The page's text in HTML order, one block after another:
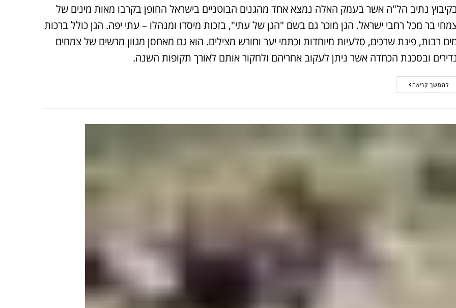
נתיב הל"ה אשר בעמק האלה נמצא אחד מהגנים הבוטניים בישראל החופן בקרבו מאות מינים של
בר מכל רחבי ישראל. הגן מוכר גם בשם "הגן של עתי", בזכות מיסדו ומנהלו – עתי יפה. הגן כולל ברכות
רבות, פינת שרכים, סלעיות מיוחדות וכתמי יער וחורש מצילים. הוא גם מאחסן מגוון מרשים של צמחים
נדירים ובסכנת הכחדה אשר ניתן לעקוב אחריהם ולחקור אותם לאורך תקופות השנה.
להמשך קריאה